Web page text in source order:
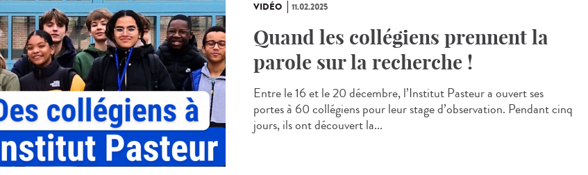
VIDÉO 11.02.2025
Quand les collégiens prennent la
parole sur la recherche !
Entre le 16 et le 20 décembre, l’Institut Pasteur a ouvert ses
portes à 60 collégiens pour leur stage d’observation. Pendant cinq
jours, ils ont découvert la...